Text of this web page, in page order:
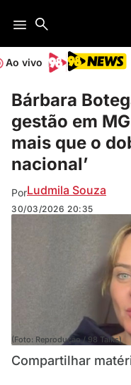
Ao vivo
Bárbara
gestão em
mais que o
nacional’
PorLudmila Souza
30/03/2026 20:35
(Foto: Reprodução / 98 Talks)
Compartilhar